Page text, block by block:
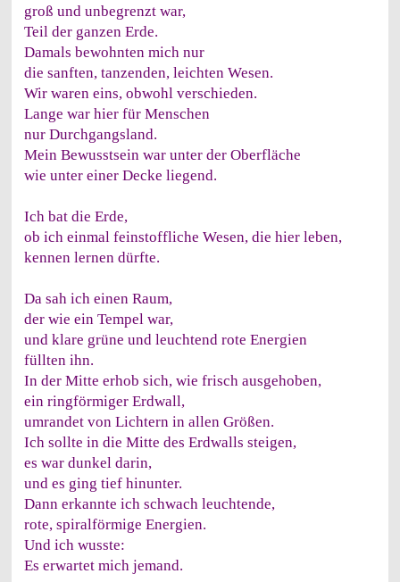
groß und unbegrenzt war,
Teil der ganzen Erde.
Damals bewohnten mich nur
die sanften, tanzenden, leichten Wesen.
Wir waren eins, obwohl verschieden.
Lange war hier für Menschen
nur Durchgangsland.
Mein Bewusstsein war unter der Oberfläche
wie unter einer Decke liegend.
Ich bat die Erde,
ob ich einmal feinstoffliche Wesen, die hier leben,
kennen lernen dürfte.
Da sah ich einen Raum,
der wie ein Tempel war,
und klare grüne und leuchtend rote Energien
füllten ihn.
In der Mitte erhob sich, wie frisch ausgehoben,
ein ringförmiger Erdwall,
umrandet von Lichtern in allen Größen.
Ich sollte in die Mitte des Erdwalls steigen,
es war dunkel darin,
und es ging tief hinunter.
Dann erkannte ich schwach leuchtende,
rote, spiralförmige Energien.
Und ich wusste:
Es erwartet mich jemand.